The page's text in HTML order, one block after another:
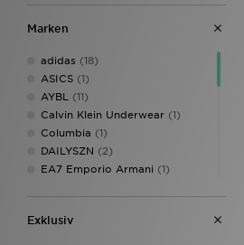
Marken
adidas (18)
ASICS (1)
AYBL (11)
Calvin Klein Underwear (1)
Columbia (1)
DAILYSZN (2)
EA7 Emporio Armani (1)
Hoodrich
Exklusiv